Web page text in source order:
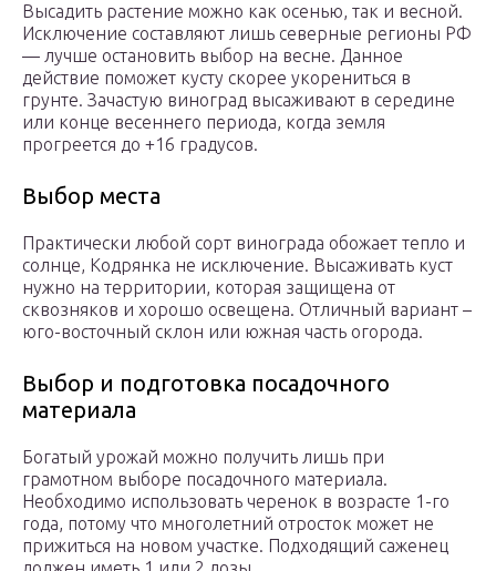
Высадить растение можно как осенью, так и весной.
Исключение составляют лишь северные регионы РФ
— лучше остановить выбор на весне. Данное
действие поможет кусту скорее укорениться в
грунте. Зачастую виноград высаживают в середине
или конце весеннего периода, когда земля
прогреется до +16 градусов.
Выбор места
Практически любой сорт винограда обожает тепло и
солнце, Кодрянка не исключение. Высаживать куст
нужно на территории, которая защищена от
сквозняков и хорошо освещена. Отличный вариант –
юго-восточный склон или южная часть огорода.
Выбор и подготовка посадочного
материала
Богатый урожай можно получить лишь при
грамотном выборе посадочного материала.
Необходимо использовать черенок в возрасте 1-го
года, потому что многолетний отросток может не
прижиться на новом участке. Подходящий саженец